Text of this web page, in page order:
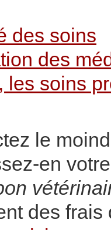
des soins
des
les soins
le
en
des frais